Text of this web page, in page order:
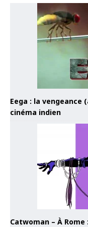
Eega : la
cinéma indien
Catwoman – À